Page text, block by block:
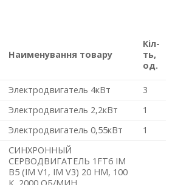
Наименування товару
Кіл-
ть,
од.
Электродвигатель 4кВт
3
Электродвигатель 2,2кВт
1
Электродвигатель 0,55кВт 1
СИНХРОННЫЙ
СЕРВОДВИГАТЕЛЬ 1FT6 IM
B5 (IM V1, IM V3) 20 HM, 100
К, 2000 ОБ/МИН